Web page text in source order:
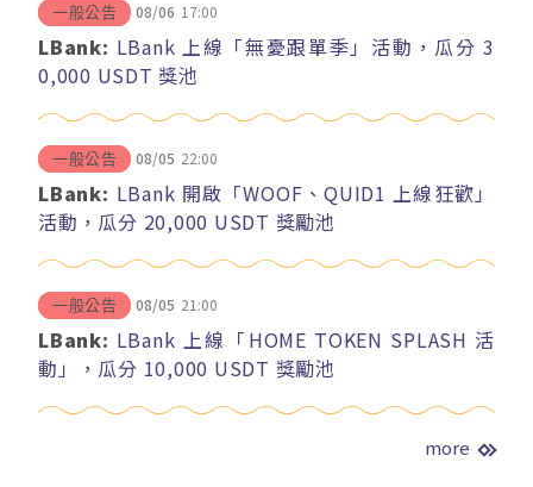
一般公告 08/06 17:00
LBank: LBank 上線「無憂跟單季」活動，瓜分 3
0,000 USDT 獎池
一般公告 08/05 22:00
LBank: LBank 開啟「WOOF、QUID1 上線狂歡」
活動，瓜分 20,000 USDT 獎勵池
一般公告 08/05 21:00
LBank: LBank 上線「HOME TOKEN SPLASH 活
動」，瓜分 10,000 USDT 獎勵池
more